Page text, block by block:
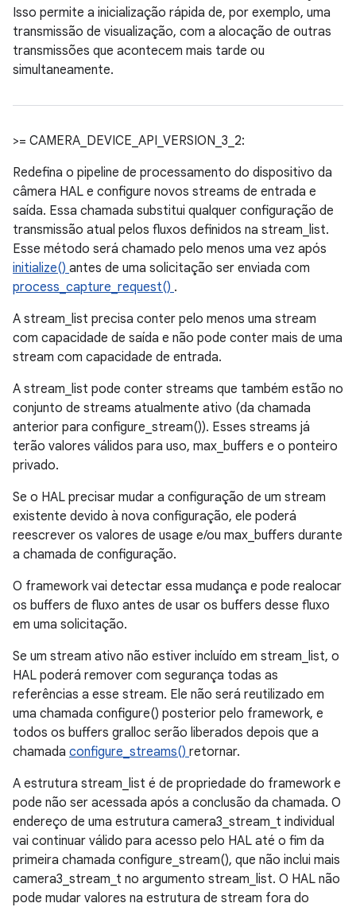
Isso permite a inicialização rápida de, por exemplo, uma
transmissão de visualização, com a alocação de outras
transmissões que acontecem mais tarde ou
simultaneamente.
>= CAMERA_DEVICE_API_VERSION_3_2:
Redefina o pipeline de processamento do dispositivo da
câmera HAL e configure novos streams de entrada e
saída. Essa chamada substitui qualquer configuração de
transmissão atual pelos fluxos definidos na stream_list.
Esse método será chamado pelo menos uma vez após
initialize() antes de uma solicitação ser enviada com
process_capture_request() .
A stream_list precisa conter pelo menos uma stream
com capacidade de saída e não pode conter mais de uma
stream com capacidade de entrada.
A stream_list pode conter streams que também estão no
conjunto de streams atualmente ativo (da chamada
anterior para configure_stream()). Esses streams já
terão valores válidos para uso, max_buffers e o ponteiro
privado.
Se o HAL precisar mudar a configuração de um stream
existente devido à nova configuração, ele poderá
reescrever os valores de usage e/ou max_buffers durante
a chamada de configuração.
O framework vai detectar essa mudança e pode realocar
os buffers de fluxo antes de usar os buffers desse fluxo
em uma solicitação.
Se um stream ativo não estiver incluído em stream_list, o
HAL poderá remover com segurança todas as
referências a esse stream. Ele não será reutilizado em
uma chamada configure() posterior pelo framework, e
todos os buffers gralloc serão liberados depois que a
chamada configure_streams() retornar.
A estrutura stream_list é de propriedade do framework e
pode não ser acessada após a conclusão da chamada. O
endereço de uma estrutura camera3_stream_t individual
vai continuar válido para acesso pelo HAL até o fim da
primeira chamada configure_stream(), que não inclui mais
camera3_stream_t no argumento stream_list. O HAL não
pode mudar valores na estrutura de stream fora do